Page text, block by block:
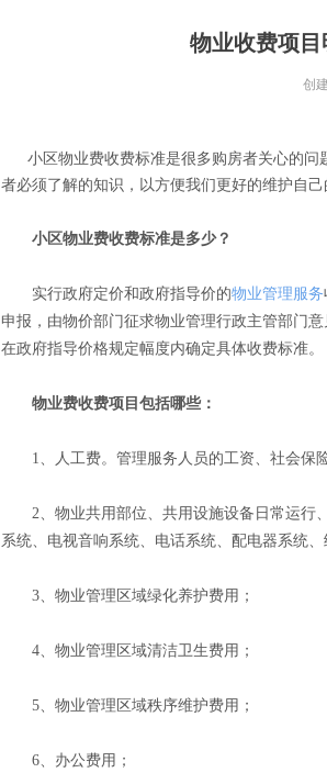
物业收费项
小区物业费收费标准是很多购房者关心的问
者必须了解的知识，以方便我们更好的维护自
小区物业费收费标准是多少？
实行政府定价和政府指导价的物业管理服务
申报，由物价部门征求物业管理行政主管部门
在政府指导价格规定幅度内确定具体收费标准。
物业费收费项目包括哪些：
1、人工费。管理服务人员的工资、社会保险
2、物业共用部位、共用设施设备日常运行
系统、电视音响系统、电话系统、配电器系统
3、物业管理区域绿化养护费用；
4、物业管理区域清洁卫生费用；
5、物业管理区域秩序维护费用；
6、办公费用；
创